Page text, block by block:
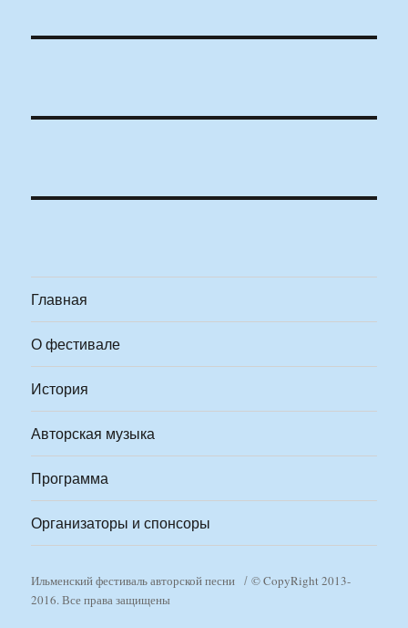
Главная
О фестивале
История
Авторская музыка
Программа
Организаторы и спонсоры
Ильменский фестиваль авторской песни
© CopyRight 2013-
2016. Все права защищены